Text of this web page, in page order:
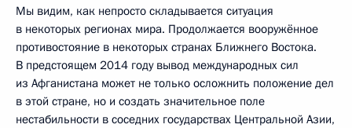
Мы видим, как непросто складывается ситуация
в некоторых регионах мира. Продолжается вооружённое
противостояние в некоторых странах Ближнего Востока.
В предстоящем 2014 году вывод международных сил
из Афганистана может не только осложнить положение дел
в этой стране, но и создать значительное поле
нестабильности в соседних государствах Центральной Азии,